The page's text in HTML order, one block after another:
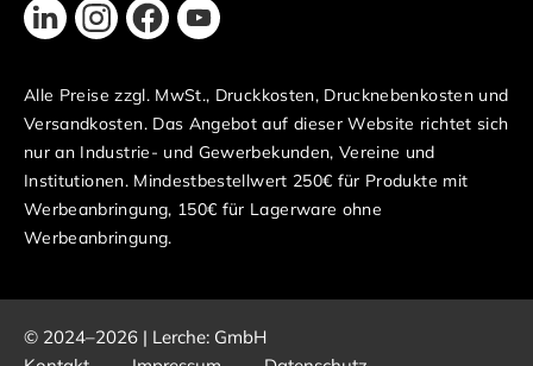
Alle Preise zzgl. MwSt., Druckkosten, Drucknebenkosten und
Versandkosten. Das Angebot auf dieser Website richtet sich
nur an Industrie- und Gewerbekunden, Vereine und
Institutionen. Mindestbestellwert 250€ für Produkte mit
Werbeanbringung, 150€ für Lagerware ohne
Werbeanbringung.
© 2024–2026 | Lerche: GmbH